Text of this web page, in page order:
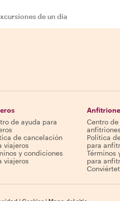
de un día
de ayuda para
de cancelación
viajeros
y condiciones
viajeros
Centro
anfitriones
Política
para
Términos
para